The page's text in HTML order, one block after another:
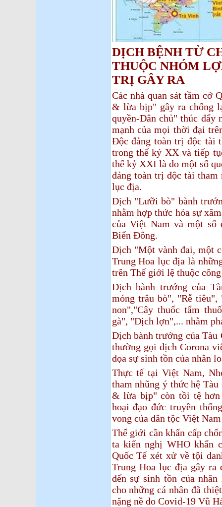
DỊCH BỆNH TỪ
THUỘC NHÓM
TRỊ GÂY RA
Các nhà quan sát tầm cở
& lừa bịp" gây ra chống
quyền-Dân chủ" thúc đẩy
mạnh của mọi thời đại
Độc đảng toàn trị độc tài
trong thế kỷ XX và tiếp
thế kỷ XXI là do một số
đảng toàn trị độc tài tham
lục địa.
Dịch "Lưỡi bò" bành
nhằm hợp thức hóa sự
của Việt Nam và một số
Biển Đông.
Dịch "Một vành đai, một
Trung Hoa lục địa là
trên Thế giới lệ thuộc
Dịch bành trướng của
móng trâu bò", "Rễ
non","Cây thuốc tẩm
gà", "Dịch lợn",... nhằm
Dịch bành trướng của
thường gọi dịch Corona
dọa sự sinh tồn của nhân
Thực tế tại Việt Nam,
tham nhũng ý thức hệ
& lừa bịp" còn tồi tệ hơn
hoại đạo đức truyền
vong của dân tộc Việt
Thế giới cần khẩn cấp
ta kiến nghị WHO khẩn
Quốc Tế xét xử về tội
Trung Hoa lục địa gây ra
đến sự sinh tồn của
cho những cá nhân đã
nặng nề do Covid-19 Vũ